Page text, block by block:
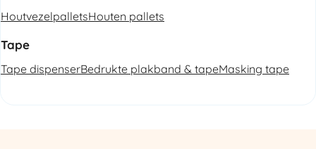
HoutvezelpalletsHouten pallets
Tape
Tape dispenserBedrukte plakband & tapeMasking tape